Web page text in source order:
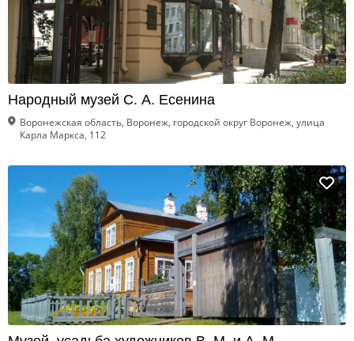
Народный музей С. А. Есенина
Воронежская область, Воронеж, городской округ Воронеж, улица
Карла Маркса, 112